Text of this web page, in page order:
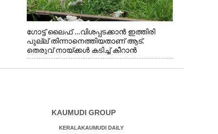
ഗോട്ട് ലൈഫ് ...വിശപ്പടക്കാൻ ഇത്തിരി
പുല്ല് തിന്നാനെത്തിയതാണ് ആട്.
തെരുവ് നായ്ക്കൾ കടിച്ച് കീറാൻ
വന്നതോടെ വയറിന്റെ ആന്തൽ മറന്ന്
ജീവന് വേണ്ടിയായി ഓട്ടം. എറണാകുളം
KAUMUDI GROUP
KERALAKAUMUDI DAILY